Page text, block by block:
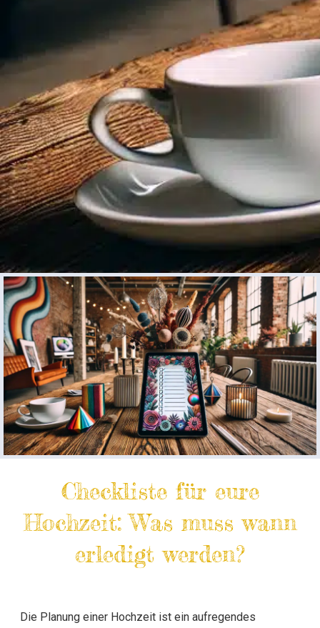
Checkliste für eure
Hochzeit: Was muss wann
erledigt werden?
Die Planung einer Hochzeit ist ein aufregendes